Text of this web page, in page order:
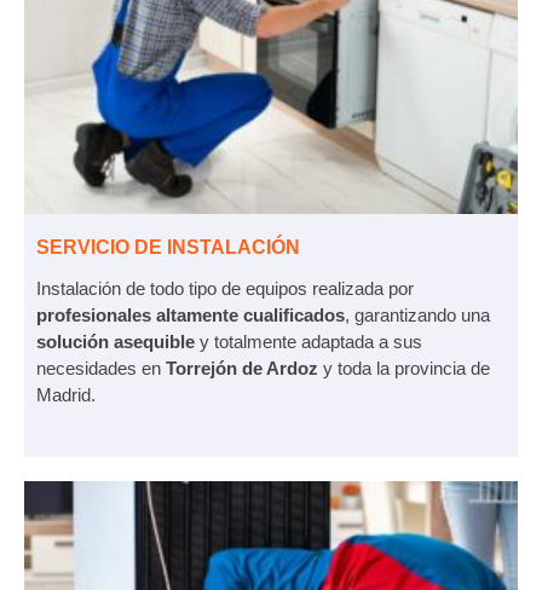
SERVICIO DE INSTALACIÓN
Instalación de todo tipo de equipos realizada por
profesionales altamente cualificados, garantizando una
solución asequible y totalmente adaptada a sus
necesidades en Torrejón de Ardoz y toda la provincia de
Madrid.